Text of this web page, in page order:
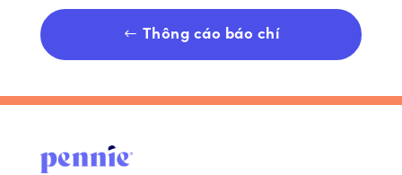
Thông cáo báo chí